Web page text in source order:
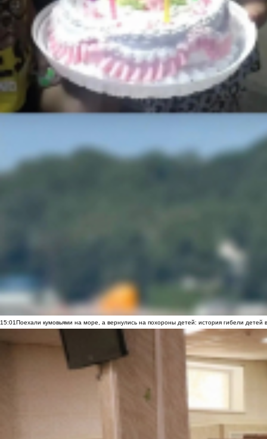
15:01Поехали кумовьями на море, а вернулись на похороны детей: история гибели детей